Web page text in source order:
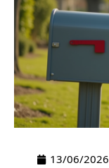
13/06/2026